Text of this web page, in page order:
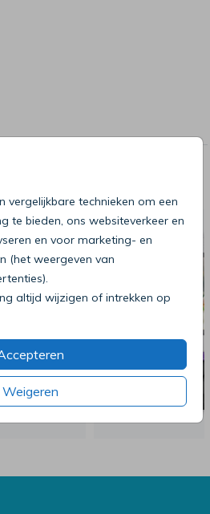
vergelijkbare technieken om een
te bieden, ons websiteverkeer en
en voor marketing- en
(het weergeven van
altijd wijzigen of intrekken op
Weigeren
wellicht ook iets